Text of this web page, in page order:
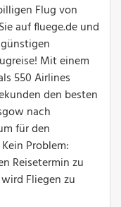
Flug von
auf fluege.de und
Mit einem
550 Airlines
den besten
nach
für den
Problem:
Reisetermin zu
Fliegen zu